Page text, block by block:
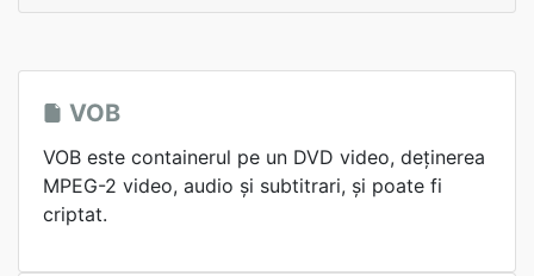
VOB
VOB este containerul pe un DVD video, deținerea
MPEG-2 video, audio și subtitrari, și poate fi
criptat.